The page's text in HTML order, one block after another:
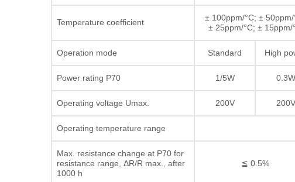
Temperature coefficient
± 100ppm/°C; ± 50ppm/
± 25ppm/°C; ± 15ppm/
Operation mode Standard High
Power rating P70 1/5W 0.3W
Operating voltage Umax. 200V 200V
Operating temperature range
Max. resistance change at P70 for
resistance range, ΔR/R max., after
1000 h
≦ 0.5%